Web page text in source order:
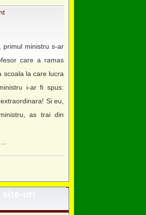
primul ministru s-ar
care a ramas
scoala la care lucra
i-ar fi spus:
Si eu,
as trai din
uri